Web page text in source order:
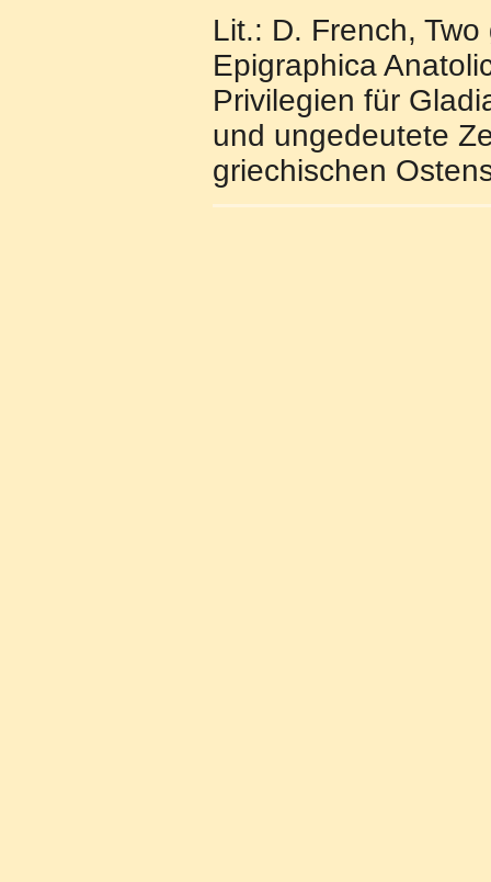
Lit.: D. French,
Epigraphica
Privilegien für
und ungedeutete
griechischen